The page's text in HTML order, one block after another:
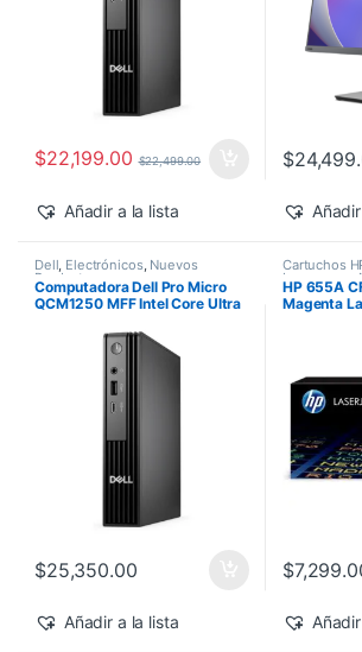
$22,199.00 $22,499.00
Añadir a la lista
$
Dell, Electrónicos, Nuevos
Productos
Computadora Dell Pro Micro
QCM1250 MFF Intel Core Ultra
Windows 11 Pro
$25,350.00
Añadir a la lista
Cartuchos
Impresoras,
Sobre
HP 655A
Magenta
$